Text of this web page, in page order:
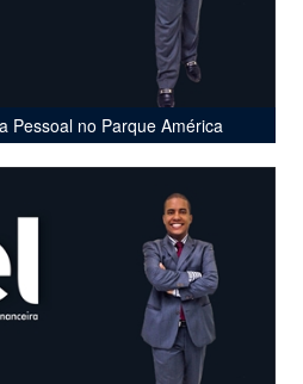
Pessoal no Parque América